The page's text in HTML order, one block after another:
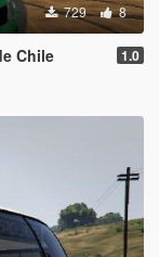
729 8
Chile 1.0